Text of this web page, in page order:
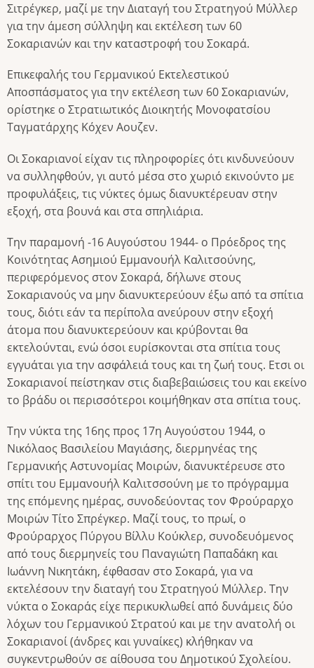
Σιτρέγκερ, μαζί με την Διαταγή του Στρατηγού Μύλλερ
για την άμεση σύλληψη και εκτέλεση των 60
Σοκαριανών και την καταστροφή του Σοκαρά.
Επικεφαλής του Γερμανικού Εκτελεστικού
Αποσπάσματος για την εκτέλεση των 60 Σοκαριανών,
ορίστηκε ο Στρατιωτικός Διοικητής Μονοφατσίου
Ταγματάρχης Κόχεν Αουζεν.
Οι Σοκαριανοί είχαν τις πληροφορίες ότι κινδυνεύουν
να συλληφθούν, γι αυτό μέσα στο χωριό εκινούντο με
προφυλάξεις, τις νύκτες όμως διανυκτέρευαν στην
εξοχή, στα βουνά και στα σπηλιάρια.
Την παραμονή -16 Αυγούστου 1944- ο Πρόεδρος της
Κοινότητας Ασημιού Εμμανουήλ Καλιτσούνης,
περιφερόμενος στον Σοκαρά, δήλωνε στους
Σοκαριανούς να μην διανυκτερεύουν έξω από τα σπίτια
τους, διότι εάν τα περίπολα ανεύρουν στην εξοχή
άτομα που διανυκτερεύουν και κρύβονται θα
εκτελούνται, ενώ όσοι ευρίσκονται στα σπίτια τους
εγγυάται για την ασφάλειά τους και τη ζωή τους. Ετσι οι
Σοκαριανοί πείστηκαν στις διαβεβαιώσεις του και εκείνο
το βράδυ οι περισσότεροι κοιμήθηκαν στα σπίτια τους.
Την νύκτα της 16ης προς 17η Αυγούστου 1944, ο
Νικόλαος Βασιλείου Μαγιάσης, διερμηνέας της
Γερμανικής Αστυνομίας Μοιρών, διανυκτέρευσε στο
σπίτι του Εμμανουήλ Καλιτσσούνη με το πρόγραμμα
της επόμενης ημέρας, συνοδεύοντας τον Φρούραρχο
Μοιρών Τίτο Σπρέγκερ. Μαζί τους, το πρωί, ο
Φρούραρχος Πύργου Βίλλυ Κούκλερ, συνοδευόμενος
από τους διερμηνείς του Παναγιώτη Παπαδάκη και
Ιωάννη Νικητάκη, έφθασαν στο Σοκαρά, για να
εκτελέσουν την διαταγή του Στρατηγού Μύλλερ. Την
νύκτα ο Σοκαράς είχε περικυκλωθεί από δυνάμεις δύο
λόχων του Γερμανικού Στρατού και με την ανατολή οι
Σοκαριανοί (άνδρες και γυναίκες) κλήθηκαν να
συγκεντρωθούν σε αίθουσα του Δημοτικού Σχολείου.